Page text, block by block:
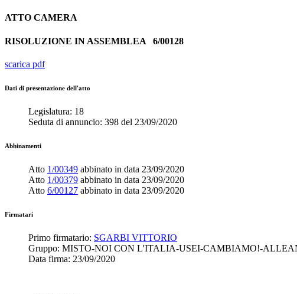
ATTO CAMERA
RISOLUZIONE IN ASSEMBLEA 6/00128
scarica pdf
Dati di presentazione dell'atto
Legislatura: 18
Seduta di annuncio: 398 del 23/09/2020
Abbinamenti
Atto 1/00349 abbinato in data 23/09/2020
Atto 1/00379 abbinato in data 23/09/2020
Atto 6/00127 abbinato in data 23/09/2020
Firmatari
Primo firmatario: SGARBI VITTORIO
Gruppo: MISTO-NOI CON L'ITALIA-USEI-CAMBIAMO!-
Data firma: 23/09/2020